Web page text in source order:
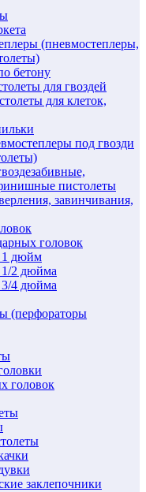
(пневмостеплеры,
бетону
для гвоздей
для клеток,
под гвозди
пистолеты
завинчивания,
головок
1 дюйм
2 дюйма
4 дюйма
(перфораторы
головок
заклепочники